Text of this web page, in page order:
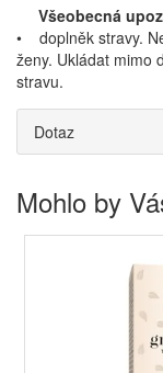
Všeobecná
• doplněk stravy.
ženy. Ukládat mimo
stravu.
Dotaz
Mohlo by